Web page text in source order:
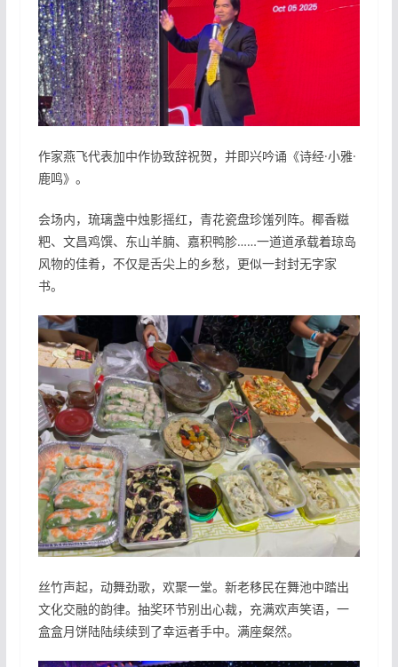
作家燕飞代表加中作协致辞祝贺，并即兴吟诵《诗经·小雅·
鹿鸣》。
会场内，琉璃盏中烛影摇红，青花瓷盘珍馐列阵。椰香糍
粑、文昌鸡馔、东山羊腩、嘉积鸭胗……一道道承载着琼岛
风物的佳肴，不仅是舌尖上的乡愁，更似一封封无字家
书。
丝竹声起，动舞劲歌，欢聚一堂。新老移民在舞池中踏出
文化交融的韵律。抽奖环节别出心裁，充满欢声笑语，一
盒盒月饼陆陆续续到了幸运者手中。满座粲然。